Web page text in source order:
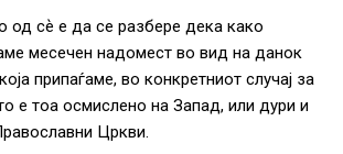
од сѐ е да се разбере дека како
месечен надомест во вид на данок
припаѓаме, во конкретниот случај за
е тоа осмислено на Запад, или дури и
Цркви.